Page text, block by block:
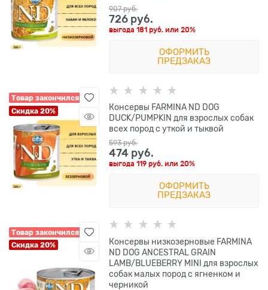
907 руб.
726 руб.
выгода181 руб. или20%
ОФОРМИТЬ
ПРЕДЗАКАЗ
Товар закончился
Скидка 20%
Консервы FARMINA ND DOG
DUCK/PUMPKIN для взрослых собак
всех пород с уткой и тыквой
593 руб.
474 руб.
выгода119 руб. или20%
ОФОРМИТЬ
ПРЕДЗАКАЗ
Товар закончился
Скидка 20%
Консервы низкозерновые FARMINA
ND DOG ANCESTRAL GRAIN
LAMB/BLUEBERRY MINI для взрослых
собак малых пород с ягненком и
черникой